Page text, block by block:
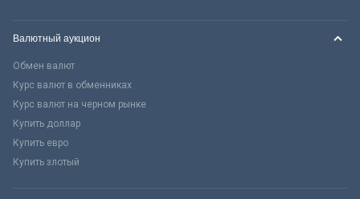
Валютный аукцион
Обмен валют
Курс валют в обменниках
Курс валют на черном рынке
Купить доллар
Купить евро
Купить злотый